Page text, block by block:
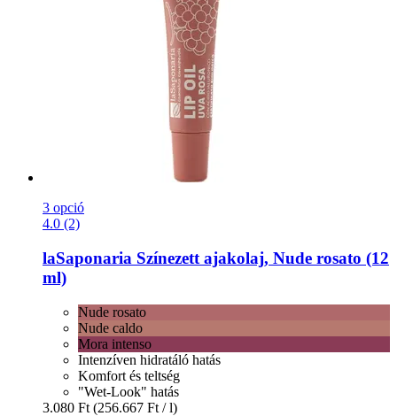
3 opció
4.0 (2)
laSaponaria Színezett ajakolaj, Nude rosato (12
ml)
Nude rosato
Nude caldo
Mora intenso
Intenzíven hidratáló hatás
Komfort és teltség
"Wet-Look" hatás
3.080 Ft (256.667 Ft / l)